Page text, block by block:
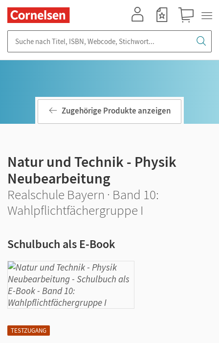
TESTZUGANG
Zugehörige Produkte anzeigen
Natur und Technik - Physik
Neubearbeitung
Realschule Bayern · Band 10:
Wahlpflichtfächergruppe I
Schulbuch als E-Book